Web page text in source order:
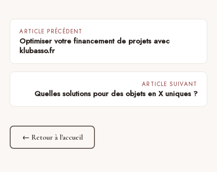
ARTICLE PRÉCÉDENT
Optimiser votre financement de projets avec
klubasso.fr
ARTICLE SUIVANT
Quelles solutions pour des objets en X uniques ?
← Retour à l'accueil